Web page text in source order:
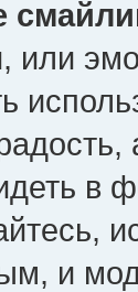
или
в
и